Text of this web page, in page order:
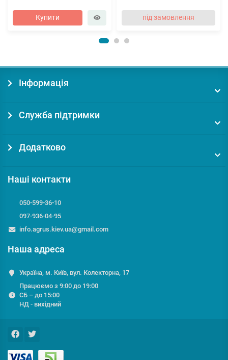
Купити під замовлення
Інформація
Служба підтримки
Додатково
Наші контакти
050-599-36-10
097-936-04-95
info.agrus.kiev.ua@gmail.com
Наша адреса
Україна, м. Київ, вул. Колекторна, 17
Працюємо з 9:00 до 19:00
СБ – до 15:00
НД - вихідний